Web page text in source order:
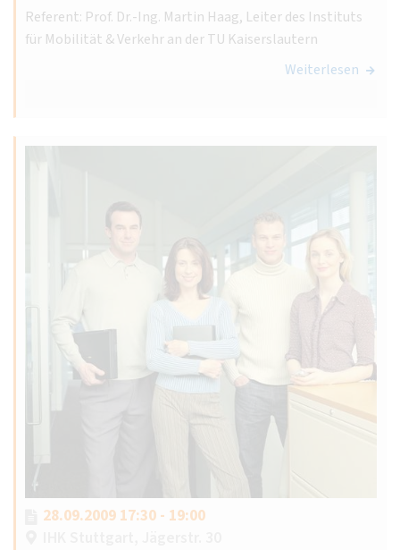
Referent: Prof. Dr.-Ing. Martin Haag, Leiter des Instituts
für Mobilität & Verkehr an der TU Kaiserslautern
Weiterlesen
28.09.2009 17:30 - 19:00